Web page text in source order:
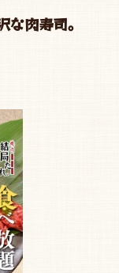
な肉寿司。